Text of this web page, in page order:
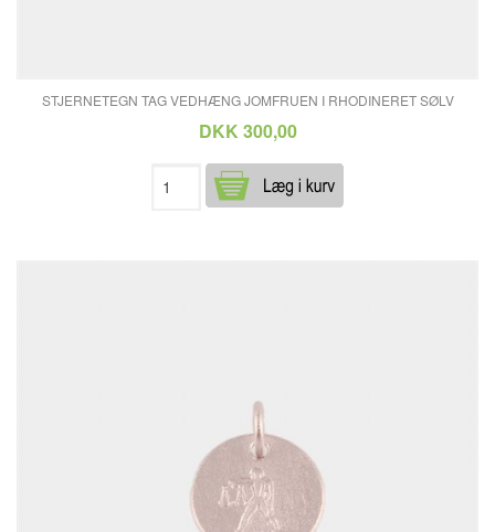
STJERNETEGN TAG VEDHÆNG JOMFRUEN I RHODINERET SØLV
DKK 300,00